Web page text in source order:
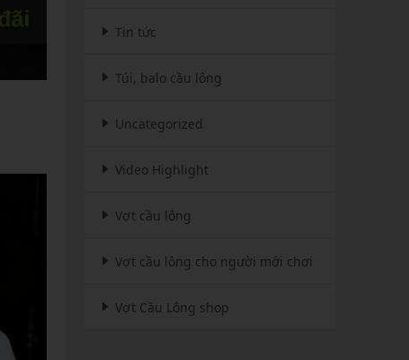
Tin tức
Túi, balo cầu lông
Uncategorized
Video Highlight
Vợt cầu lông
Vợt cầu lông cho người mới chơi
Vợt Cầu Lông shop